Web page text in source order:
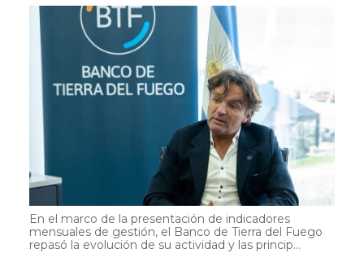
En el marco de la presentación de indicadores
mensuales de gestión, el Banco de Tierra del Fuego
repasó la evolución de su actividad y las princip...